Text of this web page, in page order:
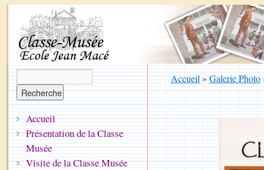
Accueil»Galerie Photo
Accueil
Présentation de la Classe
Musée
Visite de la Classe Musée